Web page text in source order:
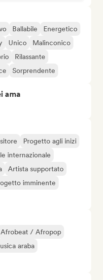
Ballabile
Energetico
Unico
Malinconico
Rilassante
Sorprendente
ama
Progetto agli inizi
internazionale
Artista supportato
imminente
Afrobeat / Afropop
araba